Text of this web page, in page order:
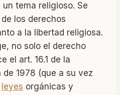
tema religioso. Se
los derechos
a la libertad religiosa.
no solo el derecho
el art. 16.1 de la
1978 (que a su vez
leyes orgánicas y